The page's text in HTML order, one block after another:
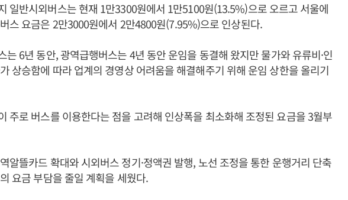
일반시외버스는 현재 1만3300원에서 1만5100원(13.5%)으로 오르고 서울에
스 요금은 2만3000원에서 2만4800원(7.95%)으로 인상된다.
는 6년 동안, 광역급행버스는 4년 동안 운임을 동결해 왔지만 물가와 유류비·인
상승함에 따라 업계의 경영상 어려움을 해결해주기 위해 운임 상한을 올리기
주로 버스를 이용한다는 점을 고려해 인상폭을 최소화해 조정된 요금을 3월부
알뜰카드 확대와 시외버스 정기·정액권 발행, 노선 조정을 통한 운행거리 단축
요금 부담을 줄일 계획을 세웠다.